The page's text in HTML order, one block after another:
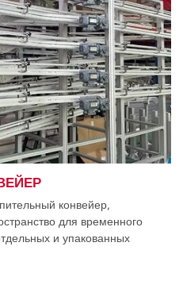
конвейер,
для временного
и упакованных